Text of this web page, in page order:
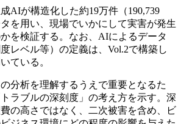
AIが構造化した約19万件（190,739
を用い、現場でいかにして実害が発生
を検証する。なお、AIによるデータ
レベル等）の定義は、Vol.2で構築し
ている。
分析を理解するうえで重要となるた
ラブルの深刻度」の考え方を示す。深
の高さではなく、二次被害を含め、ビ